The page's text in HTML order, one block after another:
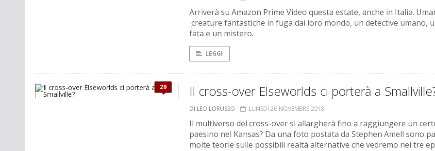
Arriverà su Amazon Prime Video questa estate, anche in Italia.
creature fantastiche in fuga dai loro mondo, un detective umano,
fata e un mistero.
LEGGI
29 Il cross-over Elseworlds ci porterà a
DI LEO LORUSSO LUNEDÌ 26 NOVEMBRE 2018
Il multiverso del cross-over si allargherà fino a raggiungere un
paesino nel Kansas? Da una foto postata da Stephen Amell sono
molte teorie sulle possibili realtà alternative che vedremo nei tre